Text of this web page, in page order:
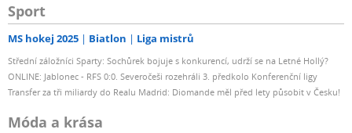
Sport
MS hokej 2025 Biatlon Liga mistrů
Střední záložníci Sparty: Sochůrek bojuje s konkurencí, udrží se na Letné Hollý?
ONLINE: Jablonec - RFS 0:0. Severočeši rozehráli 3. předkolo Konferenční ligy
Transfer za tři miliardy do Realu Madrid: Diomande měl před lety působit v Česku!
Móda a krása